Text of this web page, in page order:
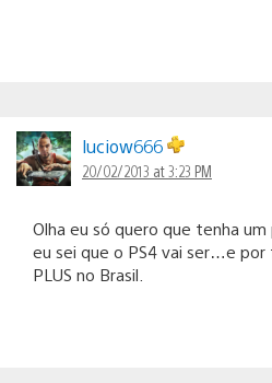
luciow666
20/02/2013 at 3:23 PM
Olha eu só quero que tenha
eu sei que o PS4 vai ser…e
PLUS no Brasil.